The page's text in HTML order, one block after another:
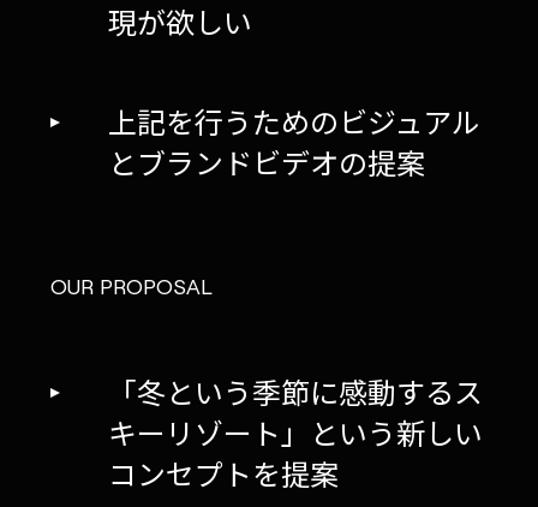
現が欲しい
上記を行うためのビジュアル
とブランドビデオの提案
OUR PROPOSAL
「冬という季節に感動するス
キーリゾート」という新しい
コンセプトを提案